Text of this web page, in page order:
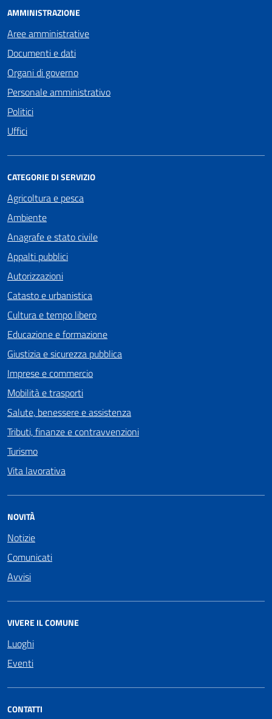
AMMINISTRAZIONE
Aree amministrative
Documenti e dati
Organi di governo
Personale amministrativo
Politici
Uffici
CATEGORIE DI SERVIZIO
Agricoltura e pesca
Ambiente
Anagrafe e stato civile
Appalti pubblici
Autorizzazioni
Catasto e urbanistica
Cultura e tempo libero
Educazione e formazione
Giustizia e sicurezza pubblica
Imprese e commercio
Mobilità e trasporti
Salute, benessere e assistenza
Tributi, finanze e contravvenzioni
Turismo
Vita lavorativa
NOVITÀ
Notizie
Comunicati
Avvisi
VIVERE IL COMUNE
Luoghi
Eventi
CONTATTI